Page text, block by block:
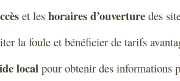
et les horaires d’ouverturedes
la foule et bénéficier de tarifs
localpour obtenir des informations